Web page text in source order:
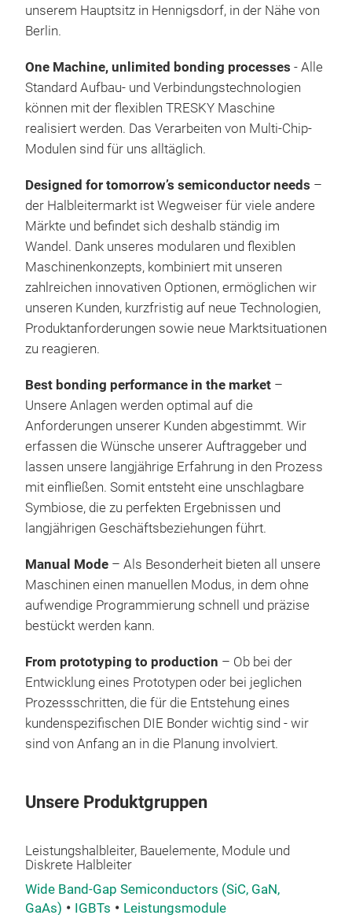
unserem Hauptsitz in Hennigsdorf, in der Nähe von
Berlin.
One Machine, unlimited bonding processes - Alle
Standard Aufbau- und Verbindungstechnologien
können mit der flexiblen TRESKY Maschine
realisiert werden. Das Verarbeiten von Multi-Chip-
Modulen sind für uns alltäglich.
Designed for tomorrow’s semiconductor needs –
der Halbleitermarkt ist Wegweiser für viele andere
Märkte und befindet sich deshalb ständig im
Wandel. Dank unseres modularen und flexiblen
Maschinenkonzepts, kombiniert mit unseren
zahlreichen innovativen Optionen, ermöglichen wir
unseren Kunden, kurzfristig auf neue Technologien,
Produktanforderungen sowie neue Marktsituationen
zu reagieren.
Best bonding performance in the market –
Unsere Anlagen werden optimal auf die
Anforderungen unserer Kunden abgestimmt. Wir
erfassen die Wünsche unserer Auftraggeber und
lassen unsere langjährige Erfahrung in den Prozess
mit einfließen. Somit entsteht eine unschlagbare
Symbiose, die zu perfekten Ergebnissen und
langjährigen Geschäftsbeziehungen führt.
Manual Mode – Als Besonderheit bieten all unsere
Maschinen einen manuellen Modus, in dem ohne
aufwendige Programmierung schnell und präzise
bestückt werden kann.
From prototyping to production – Ob bei der
Entwicklung eines Prototypen oder bei jeglichen
Prozessschritten, die für die Entstehung eines
kundenspezifischen DIE Bonder wichtig sind - wir
sind von Anfang an in die Planung involviert.
Unsere Produktgruppen
Leistungshalbleiter, Bauelemente, Module und
Diskrete Halbleiter
Wide Band-Gap Semiconductors (SiC, GaN,
GaAs)
IGBTs Leistungsmodule